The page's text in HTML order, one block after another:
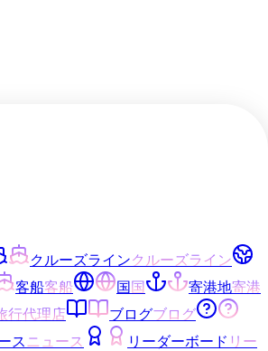
クルーズラインクルーズライン
客船客船 国国 寄港地寄港
行代理店 ブログブログ
ス ニュース リーダーボード リー